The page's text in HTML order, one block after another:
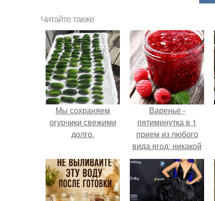
Читайте также
Мы сохраняем
огурчики свежими
долго.
Варенье -
пятиминутка в 1
прием из любого
вида ягод: никакой
длительной варки,
все витамины на
месте!